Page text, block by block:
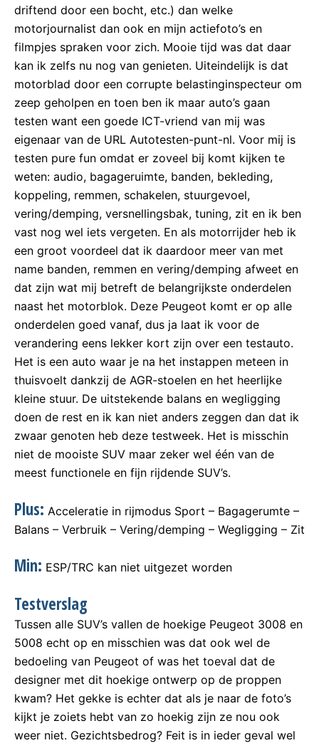
driftend door een bocht, etc.) dan welke
motorjournalist dan ook en mijn actiefoto’s en
filmpjes spraken voor zich. Mooie tijd was dat daar
kan ik zelfs nu nog van genieten. Uiteindelijk is dat
motorblad door een corrupte belastinginspecteur om
zeep geholpen en toen ben ik maar auto’s gaan
testen want een goede ICT-vriend van mij was
eigenaar van de URL Autotesten-punt-nl. Voor mij is
testen pure fun omdat er zoveel bij komt kijken te
weten: audio, bagageruimte, banden, bekleding,
koppeling, remmen, schakelen, stuurgevoel,
vering/demping, versnellingsbak, tuning, zit en ik ben
vast nog wel iets vergeten. En als motorrijder heb ik
een groot voordeel dat ik daardoor meer van met
name banden, remmen en vering/demping afweet en
dat zijn wat mij betreft de belangrijkste onderdelen
naast het motorblok. Deze Peugeot komt er op alle
onderdelen goed vanaf, dus ja laat ik voor de
verandering eens lekker kort zijn over een testauto.
Het is een auto waar je na het instappen meteen in
thuisvoelt dankzij de AGR-stoelen en het heerlijke
kleine stuur. De uitstekende balans en wegligging
doen de rest en ik kan niet anders zeggen dan dat ik
zwaar genoten heb deze testweek. Het is misschin
niet de mooiste SUV maar zeker wel één van de
meest functionele en fijn rijdende SUV’s.
Plus: Acceleratie in rijmodus Sport – Bagagerumte –
Balans – Verbruik – Vering/demping – Wegligging – Zit
Min: ESP/TRC kan niet uitgezet worden
Testverslag
Tussen alle SUV’s vallen de hoekige Peugeot 3008 en
5008 echt op en misschien was dat ook wel de
bedoeling van Peugeot of was het toeval dat de
designer met dit hoekige ontwerp op de proppen
kwam? Het gekke is echter dat als je naar de foto’s
kijkt je zoiets hebt van zo hoekig zijn ze nou ook
weer niet. Gezichtsbedrog? Feit is in ieder geval wel